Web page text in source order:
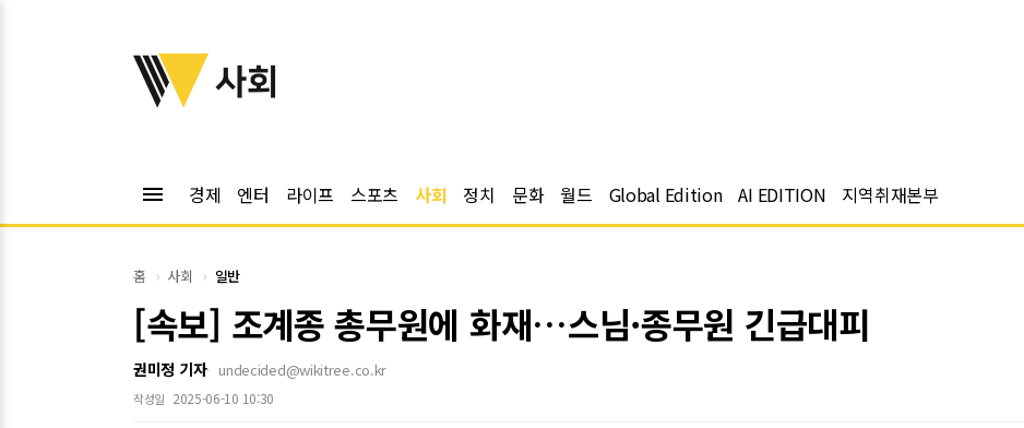
위키트리
사회
menu 경제 엔터 라이프 스포츠 사회 정치 문화 월드 Global Edition AI EDITION 지역취재본부
홈 사회 일반
[속보] 조계종 총무원에 화재…스님·종무원 긴급대피
권미정 기자 undecided@wikitree.co.kr
작성일 2025-06-10 10:30